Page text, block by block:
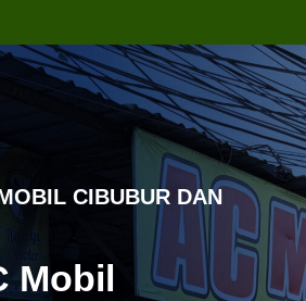
CIBUBUR DAN
Mobil